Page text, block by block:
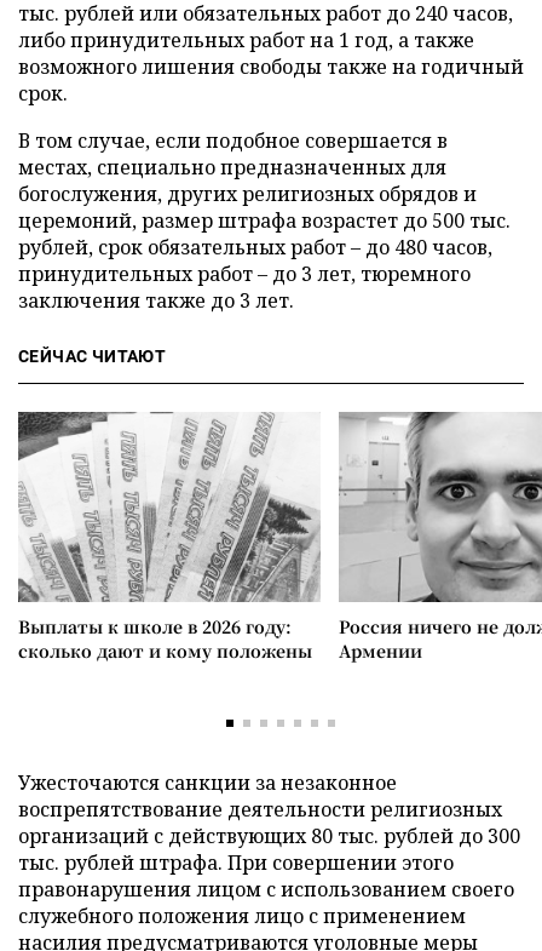
тыс. рублей или обязательных работ до 240 часов,
либо принудительных работ на 1 год, а также
возможного лишения свободы также на годичный
срок.
В том случае, если подобное совершается в
местах, специально предназначенных для
богослужения, других религиозных обрядов и
церемоний, размер штрафа возрастет до 500 тыс.
рублей, срок обязательных работ – до 480 часов,
принудительных работ – до 3 лет, тюремного
заключения также до 3 лет.
СЕЙЧАС ЧИТАЮТ
Выплаты к школе в 2026 году:
сколько дают и кому положены
Россия ничего не
Армении
Ужесточаются санкции за незаконное
воспрепятствование деятельности религиозных
организаций с действующих 80 тыс. рублей до 300
тыс. рублей штрафа. При совершении этого
правонарушения лицом с использованием своего
служебного положения лицо с применением
насилия предусматриваются уголовные меры